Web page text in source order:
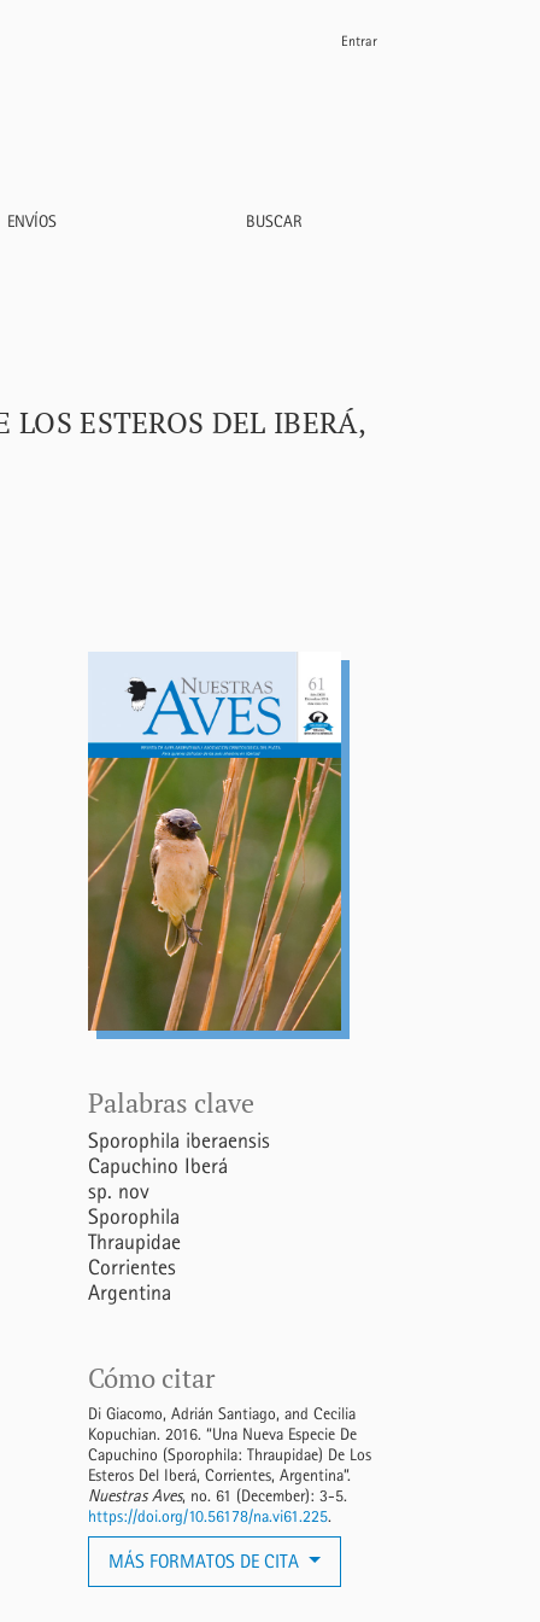
ENVÍOS BUSCAR
Entrar
ESTEROS DEL IBERÁ,
Palabras clave
Sporophila iberaensis
Capuchino Iberá
sp. nov
Sporophila
Thraupidae
Corrientes
Argentina
Cómo citar
Di Giacomo, Adrián Santiago, and Cecilia
Kopuchian. 2016. “Una Nueva Especie De
Capuchino (Sporophila: Thraupidae) De Los
Esteros Del Iberá, Corrientes, Argentina”.
Nuestras Aves, no. 61 (December): 3-5.
https://doi.org/10.56178/na.vi61.225.
MÁS FORMATOS DE CITA